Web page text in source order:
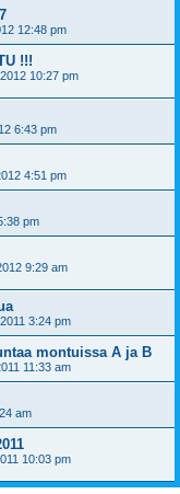
12:48 pm
!!!
10:27 pm
6:43 pm
4:51 pm
pm
9:29 am
3:24 pm
montuissa A ja B
11:33 am
am
10:03 pm